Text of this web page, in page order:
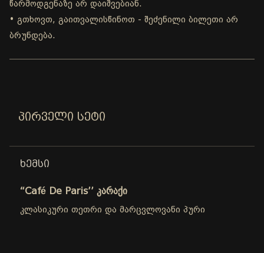
წარმოდგენაზე არ დაიშვებიან.
• გთხოვთ, გაითვალისწინოთ - შეძენილი ბილეთი არ
ბრუნდება.
ᲞᲘᲠᲕᲔᲚᲘ ᲡᲔᲢᲘ
ᲮᲔᲛᲡᲘ
“Café De Paris’’ კარაქი
კლასიკური თეთრი და მარცვლოვანი პური